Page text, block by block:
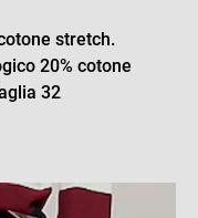
stretch.
20% cotone
32